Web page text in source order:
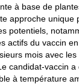
à base de
approche unique
potentiels,
actifs du vaccin
mois avec
candidat-vaccin a
à température